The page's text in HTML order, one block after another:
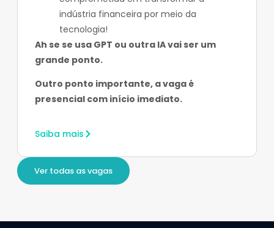
Ver todas as vagas
indústria financeira por meio da
tecnologia!
Ah se se usa GPT ou outra IA vai ser um
grande ponto.
Outro ponto importante, a vaga é
presencial com início imediato.
Saiba mais